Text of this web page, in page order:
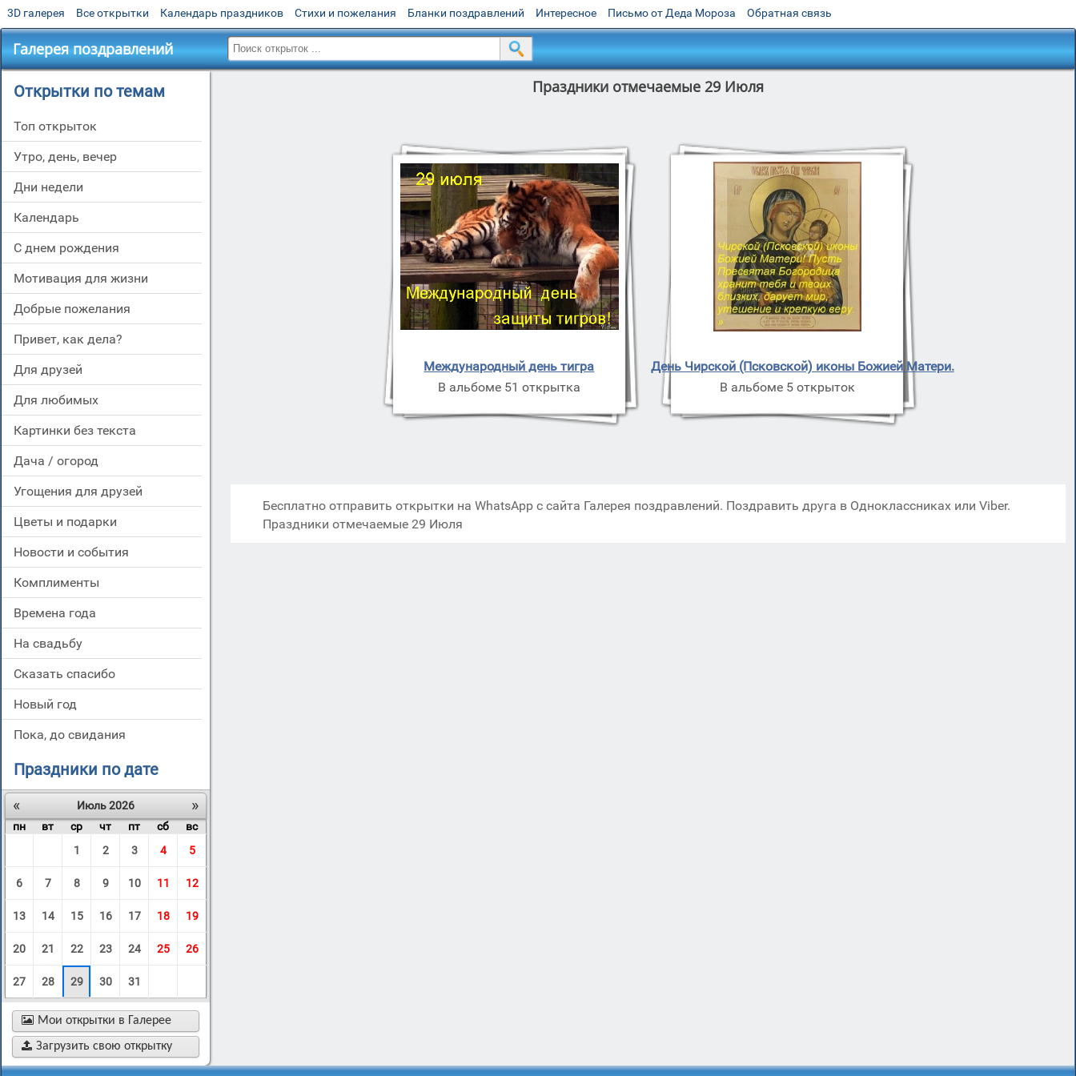
3D галерея Все открытки Календарь праздников Стихи и пожелания Бланки поздравлений Интересное Письмо от Деда Мороза Обратная связь
Галерея поздравлений
Открытки по темам
Топ открыток
утро, день, вечер
дни недели
Календарь
c днем рождения
мотивация для жизни
добрые пожелания
привет, как дела?
для друзей
для любимых
картинки без текста
дача / огород
угощения для друзей
цветы и подарки
новости и события
комплименты
времена года
на свадьбу
сказать спасибо
новый год
пока, до свидания
Праздники по дате
«
»
Июль 2026
пн
вт ср чт пт сб
вс
1
2 3 4 5
6 7 8 9 10 11 12
13 14 15 16 17 18 19
20 21 22 23 24 25 26
27 28 29 30 31
 Мои открытки в Галерее
 Загрузить свою открытку
Праздники отмечаемые 29 Июля
Международный день тигра
В альбоме 51 открытка
День Чирской (Псковской) иконы Божией Матери.
В альбоме 5 открыток
Бесплатно отправить открытки на WhatsApp с сайта Галерея поздравлений. Поздравить друга в Одноклассниках или Viber.
Праздники отмечаемые 29 Июля